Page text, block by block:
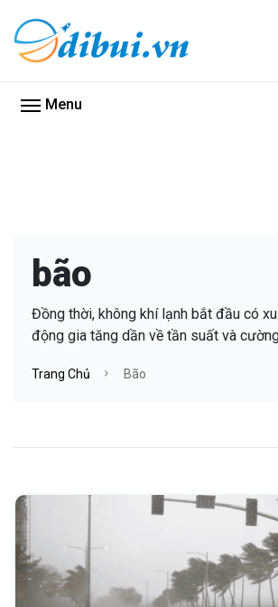
Menu
bão
Đồng thời, không khí lạnh bắt đầu có
động gia tăng dần về tần suất và
Trang Chủ Bão